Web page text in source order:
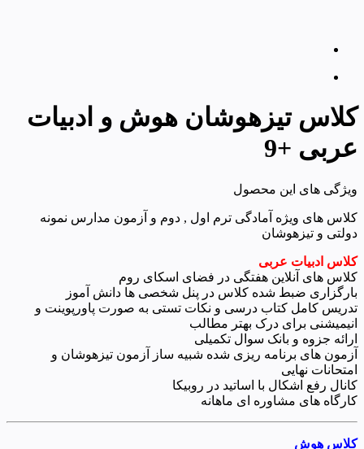
کلاس تیزهوشان هوش و ادبیات
عربی +9
ویژگی های این محصول
کلاس های ویژه آمادگی ترم اول , دوم و آزمون مدارس نمونه
دولتی و تیزهوشان
کلاس ادبیات عربی
کلاس های آنلاین هفتگی در فضای اسکای روم
بارگزاری ضبط شده کلاس در پنل شخصی ها دانش آموز
تدریس کامل کتاب درسی و نکات تستی به صورت پاورپوینت و
انیمیشنی برای درک بهتر مطالب
ارائه جزوه و بانک سوال تکمیلی
آزمون های برنامه ریزی شده شبیه ساز آزمون تیزهوشان و
امتحانات نهایی
کانال رفع اشکال با اساتید در روبیکا
کارگاه های مشاوره ای ماهانه
کلاس هوش